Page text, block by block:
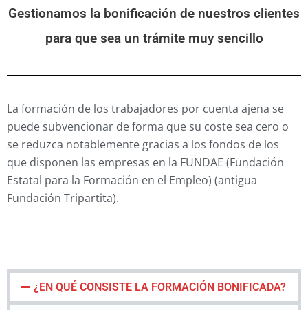
CURSOS
CALENDARIO DE CURSOS
EXÁMENES
TEST ONLINE
CARNETS POR PUNTOS
EMPRESAS
TACÓGRAFO
Gestionamos la bonificación de nuestros clientes
para que sea un trámite muy sencillo
La formación de los trabajadores por cuenta ajena se
puede subvencionar de forma que su coste sea cero o
se reduzca notablemente gracias a los fondos de los
que disponen las empresas en la FUNDAE (Fundación
Estatal para la Formación en el Empleo) (antigua
Fundación Tripartita).
¿EN QUÉ CONSISTE LA FORMACIÓN BONIFICADA?